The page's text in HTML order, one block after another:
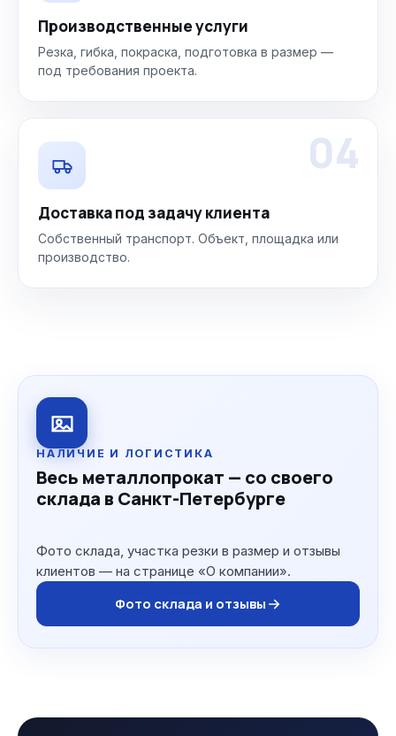
Производственные услуги
Резка, гибка, покраска, подготовка в размер —
под требования проекта.
04
Доставка под задачу клиента
Собственный транспорт. Объект, площадка или
производство.
НАЛИЧИЕ И ЛОГИСТИКА
Весь металлопрокат — со своего
склада в Санкт-Петербурге
Фото склада, участка резки в размер и отзывы
клиентов — на странице «О компании».
Фото склада и отзывы